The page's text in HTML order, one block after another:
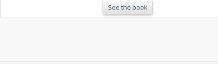
See the book